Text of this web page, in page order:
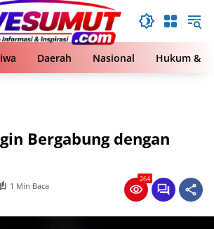
Daerah Nasional Hukum &
Bergabung dengan
1 Min Baca
264